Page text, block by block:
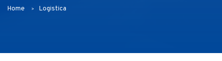
Home Logistica